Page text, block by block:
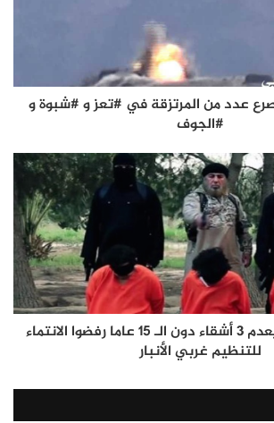
عدد من المرتزقة في #تعز و #شبوة و
#الجوف
تنظيم "داعش" يعدم 3 أشقاء دون الـ 15 عاما رفضوا الانتماء
للتنظيم غربي الأنبار